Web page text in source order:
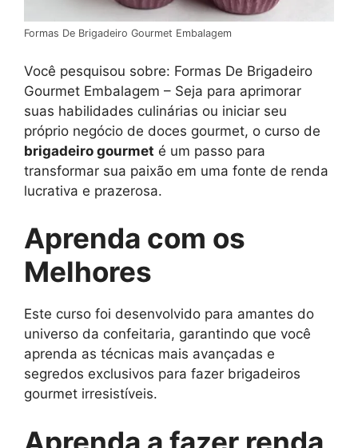
Formas De Brigadeiro Gourmet Embalagem
Você pesquisou sobre: Formas De Brigadeiro
Gourmet Embalagem – Seja para aprimorar
suas habilidades culinárias ou iniciar seu
próprio negócio de doces gourmet, o curso de
brigadeiro gourmet é um passo para
transformar sua paixão em uma fonte de renda
lucrativa e prazerosa.
Aprenda com os
Melhores
Este curso foi desenvolvido para amantes do
universo da confeitaria, garantindo que você
aprenda as técnicas mais avançadas e
segredos exclusivos para fazer brigadeiros
gourmet irresistíveis.